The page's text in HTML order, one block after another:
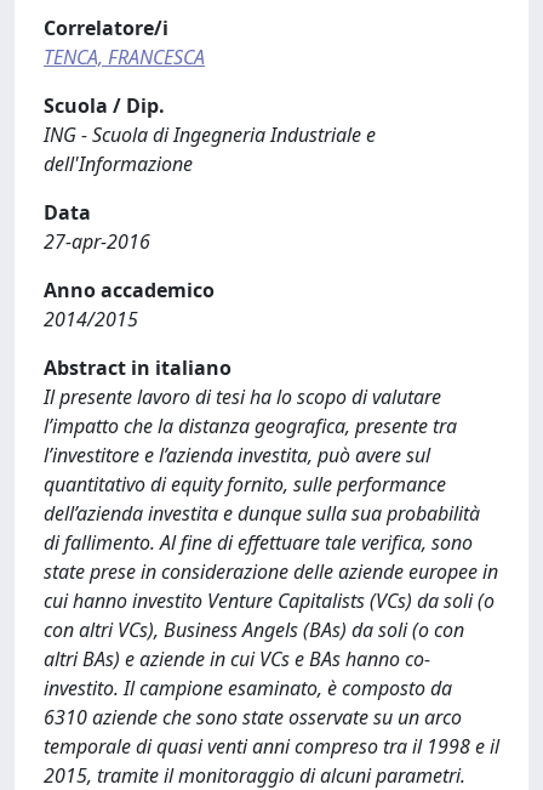
Correlatore/i
TENCA, FRANCESCA
Scuola / Dip.
ING - Scuola di Ingegneria Industriale e
dell'Informazione
Data
27-apr-2016
Anno accademico
2014/2015
Abstract in italiano
Il presente lavoro di tesi ha lo scopo di valutare
l’impatto che la distanza geografica, presente tra
l’investitore e l’azienda investita, può avere sul
quantitativo di equity fornito, sulle performance
dell’azienda investita e dunque sulla sua probabilità
di fallimento. Al fine di effettuare tale verifica, sono
state prese in considerazione delle aziende europee in
cui hanno investito Venture Capitalists (VCs) da soli (o
con altri VCs), Business Angels (BAs) da soli (o con
altri BAs) e aziende in cui VCs e BAs hanno co-
investito. Il campione esaminato, è composto da
6310 aziende che sono state osservate su un arco
temporale di quasi venti anni compreso tra il 1998 e il
2015, tramite il monitoraggio di alcuni parametri.